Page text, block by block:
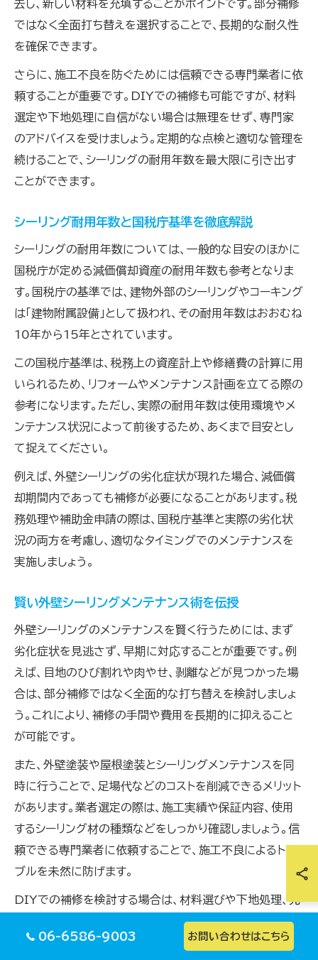
去し、新しい材料を充填することがポイントです。部分補修
ではなく全面打ち替えを選択することで、長期的な耐久性
を確保できます。
さらに、施工不良を防ぐためには信頼できる専門業者に依
頼することが重要です。DIYでの補修も可能ですが、材料
選定や下地処理に自信がない場合は無理をせず、専門家
のアドバイスを受けましょう。定期的な点検と適切な管理を
続けることで、シーリングの耐用年数を最大限に引き出す
ことができます。
シーリング耐用年数と国税庁基準を徹底解説
シーリングの耐用年数については、一般的な目安のほかに
国税庁が定める減価償却資産の耐用年数も参考となりま
す。国税庁の基準では、建物外部のシーリングやコーキング
は「建物附属設備」として扱われ、その耐用年数はおおむね
10年から15年とされています。
この国税庁基準は、税務上の資産計上や修繕費の計算に用
いられるため、リフォームやメンテナンス計画を立てる際の
参考になります。ただし、実際の耐用年数は使用環境やメ
ンテナンス状況によって前後するため、あくまで目安とし
て捉えてください。
例えば、外壁シーリングの劣化症状が現れた場合、減価償
却期間内であっても補修が必要になることがあります。税
務処理や補助金申請の際は、国税庁基準と実際の劣化状
況の両方を考慮し、適切なタイミングでのメンテナンスを
実施しましょう。
賢い外壁シーリングメンテナンス術を伝授
外壁シーリングのメンテナンスを賢く行うためには、まず
劣化症状を見逃さず、早期に対応することが重要です。例
えば、目地のひび割れや肉やせ、剥離などが見つかった場
合は、部分補修ではなく全面的な打ち替えを検討しましょ
う。これにより、補修の手間や費用を長期的に抑えること
が可能です。
また、外壁塗装や屋根塗装とシーリングメンテナンスを同
時に行うことで、足場代などのコストを削減できるメリット
があります。業者選定の際は、施工実績や保証内容、使用
するシーリング材の種類などをしっかり確認しましょう。信
頼できる専門業者に依頼することで、施工不良によるトラ
ブルを未然に防げます。
DIYでの補修を検討する場合は、材料選びや下地処理、充
填方法などの基本をしっかり学んだうえで作業を行いまし
ょう。失敗例として、適合しないシーリング材を使用したこ
06-6586-9003 お問い合わせはこちら